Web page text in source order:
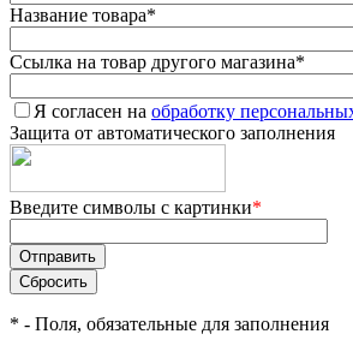
Название товара*
Ссылка на товар другого магазина*
Я согласен на обработку
Защита от автоматического заполнения
Введите символы с картинки*
* - Поля, обязательные для заполнения